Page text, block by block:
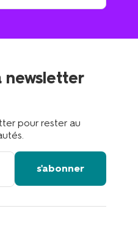
trouver
newsletter
pour rester au
s'abonner